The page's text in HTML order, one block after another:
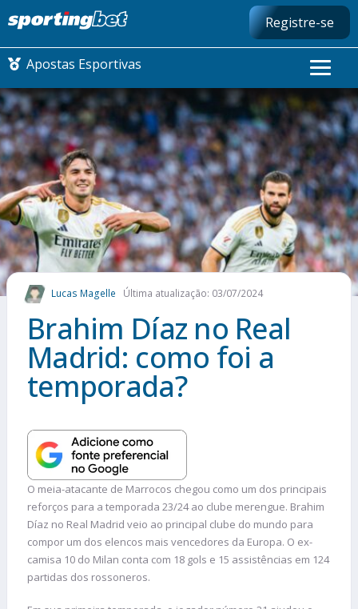
Registre-se
Apostas Esportivas
CONMEBOL LIBERTADORES
FUTEBOL NACIONAL
FUTEBOL INTERNACIONAL
COMO APOSTAR
MAIS ESPORTES
Lucas Magelle Última atualização: 03/07/2024
Brahim Díaz no Real
Madrid: como foi a
temporada?
O meia-atacante de Marrocos chegou como um dos principais
reforços para a temporada 23/24 ao clube merengue. Brahim
Díaz no Real Madrid veio ao principal clube do mundo para
compor um dos elencos mais vencedores da Europa. O ex-
camisa 10 do Milan conta com 18 gols e 15 assistências em 124
partidas dos rossoneros.